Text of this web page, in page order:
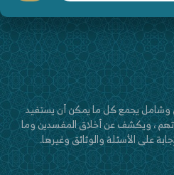
وشامل يجمع كل ما يمكن أن يستفيد
، ويكشف عن أخلاق المفسدين وما
على الأسئلة والوثائق وغيرها.